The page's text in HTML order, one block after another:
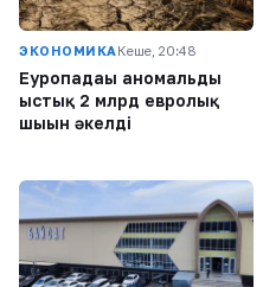
ЭКОНОМИКА Кеше, 20:48
Еуропадағы аномальды
ыстық 2 млрд евролық
шығын әкелді